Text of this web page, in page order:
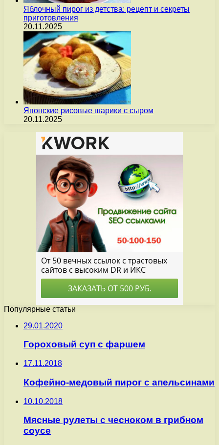
Яблочный пирог из детства: рецепт и секреты
приготовления
20.11.2025
Японские рисовые шарики с сыром
20.11.2025
Популярные статьи
29.01.2020
Гороховый суп с фаршем
17.11.2018
Кофейно-медовый пирог с апельсинами
10.10.2018
Мясные рулеты с чесноком в грибном
соусе